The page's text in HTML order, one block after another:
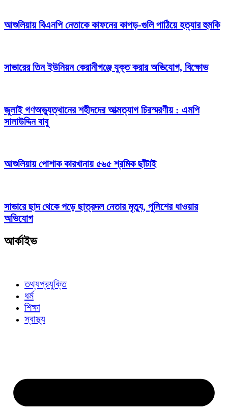
আশুলিয়ায় বিএনপি নেতাকে কাফনের কাপড়-গুলি পাঠিয়ে হত্যার হুমকি
সাভারের তিন ইউনিয়ন কেরানীগঞ্জে যুক্ত করার অভিযোগ, বিক্ষোভ
জুলাই গণঅভ্যুত্থানের শহীদদের আত্মত্যাগ চিরস্মরণীয় : এমপি
সালাউদ্দিন বাবু
আশুলিয়ায় পোশাক কারখানায় ৫৬৫ শ্রমিক ছাঁটাই
সাভারে ছাদ থেকে পড়ে ছাত্রদল নেতার মৃত্যু, পুলিশের ধাওয়ার
অভিযোগ
আর্কাইভ
তথ্যপ্রযুক্তি
ধর্ম
শিক্ষা
স্বাস্থ্য